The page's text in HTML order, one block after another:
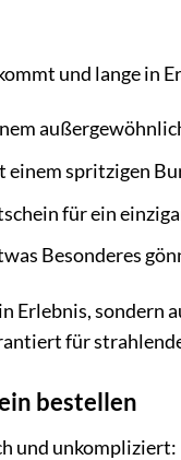
und lange in
einem spritzigen
für ein
Besonderes
Erlebnis, sondern
für
bestellen
und unkompliziert: